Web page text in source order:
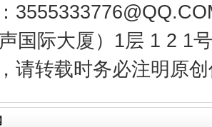
国际大厦）1层 1 2 1
请转载时务必注明原